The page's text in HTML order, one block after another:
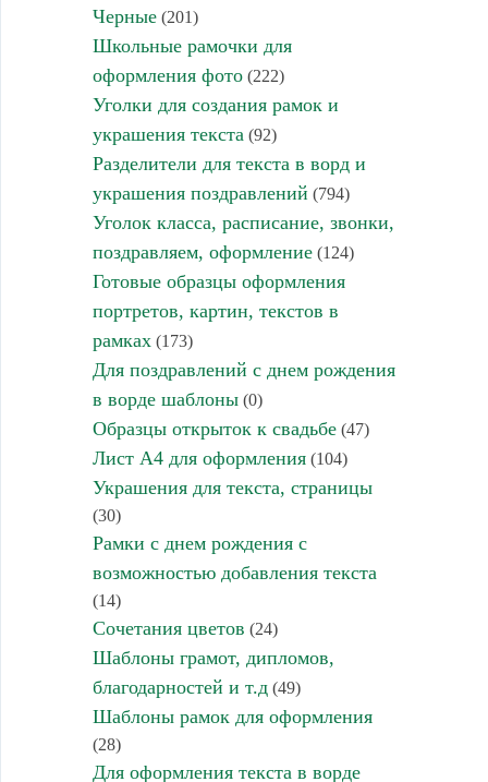
Черные(201)
Школьные рамочки для
оформления фото(222)
Уголки для создания рамок и
украшения текста (92)
Разделители для текста в ворд и
украшения поздравлений (794)
Уголок класса, расписание, звонки,
поздравляем, оформление(124)
Готовые образцы оформления
портретов, картин, текстов в
рамках(173)
Для поздравлений с днем рождения
в ворде шаблоны(0)
Образцы открыток к свадьбе(47)
Лист А4 для оформления(104)
Украшения для текста, страницы
(30)
Рамки с днем рождения с
возможностью добавления текста
(14)
Сочетания цветов (24)
Шаблоны грамот, дипломов,
благодарностей и т.д(49)
Шаблоны рамок для оформления
(28)
Для оформления текста в ворде